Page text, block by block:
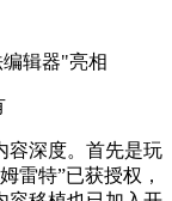
辑器"亮相
容深度。首先是玩
雷特”已获授权，